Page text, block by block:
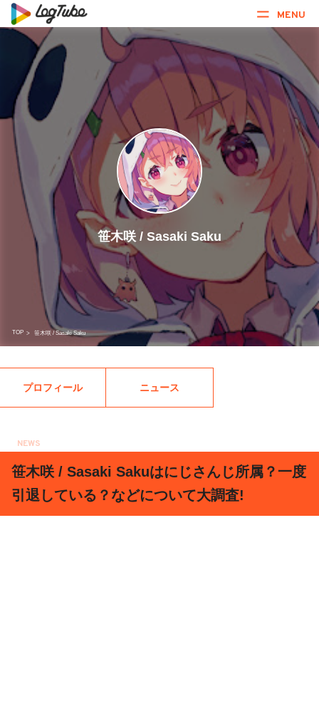
MENU
笹木咲 / Sasaki Saku
TOP > 笹木咲 / Sasaki Saku
プロフィール ニュース
NEWS
笹木咲 / Sasaki Sakuはにじさんじ所属？一度
引退している？などについて大調査!